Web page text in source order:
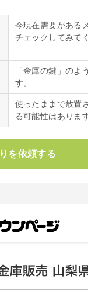
今現在需要がある
チェックしてみて
「金庫の鍵」の
す。
使ったままで放置
る可能性はありま
を依頼する